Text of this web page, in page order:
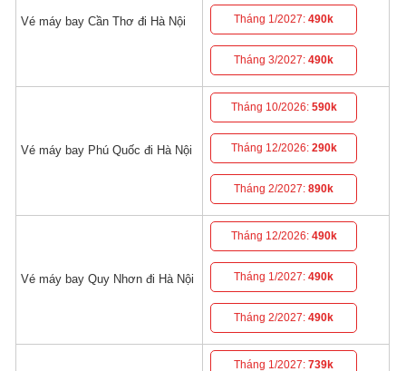
Vé máy bay Cần Thơ đi Hà Nội Tháng 1/2027:490k
Tháng 3/2027:490k
Vé máy bay Phú Quốc đi Hà Nội
Tháng 10/2026: 590k
Tháng 12/2026: 290k
Tháng 2/2027:890k
Vé máy bay Quy Nhơn đi Hà Nội
Tháng 12/2026: 490k
Tháng 1/2027:490k
Tháng 2/2027:490k
Tháng 1/2027:739k